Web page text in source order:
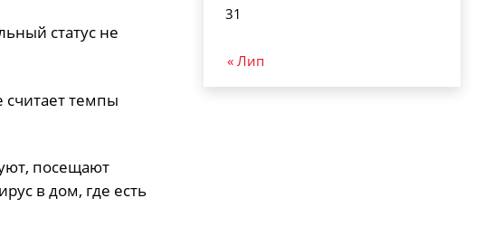
статус не
темпы
посещают
в дом, где есть
31
« Лип